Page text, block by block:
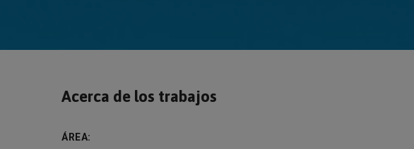
Acerca de los trabajos
ÁREA: